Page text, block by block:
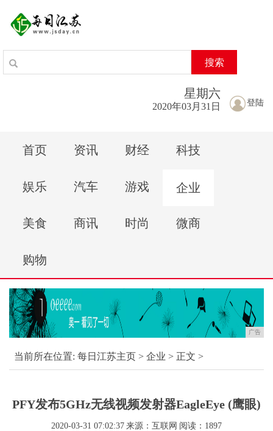
搜索
登陆
星期六
2020年03月31日
首页 资讯 财经 科技
娱乐 汽车 游戏 企业
美食 商讯 时尚 微商
购物
广告
当前所在位置: 每日江苏主页 > 企业 > 正文 >
PFY发布5GHz无线视频发射器EagleEye (鹰眼)
2020-03-31 07:02:37 来源：互联网 阅读：1897